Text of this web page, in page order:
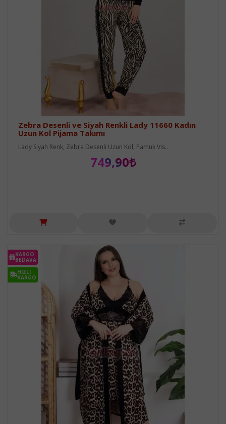
Zebra Desenli ve Siyah Renkli Lady 11660 Kadın
Uzun Kol Pijama Takımı
Lady Siyah Renk, Zebra Desenli Uzun Kol, Pamuk Vis..
749,90₺
KARGO
BEDAVA
HIZLI
KARGO